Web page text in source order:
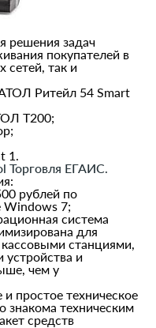
решения задач
покупателей в
сетей, так и
Ритейл 54 Smart
Т200;
1.
Торговля ЕГАИС.
рублей по
Windows 7;
система
для
станциями,
устройства и
чем у
простое техническое
знакома техническим
средств